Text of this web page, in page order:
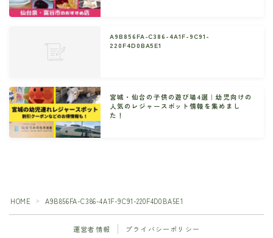
A9B856FA-C386-4A1F-9C91-
220F4D0BA5E1
宮城・仙台の子供の遊び場4選｜幼児向けの
人気のレジャースポット情報を集めまし
た！
HOME ＞ A9B856FA-C386-4A1F-9C91-220F4D0BA5E1
運営者情報 プライバシーポリシー